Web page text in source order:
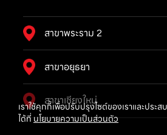
สาขาพระราม 2
สาขาอยุธยา
สาขาเชียงใหม่
เราใช้คุกกี้เพื่อปรับปรุงไซต์ของเราและปร
ได้ที่นโยบายความเป็นส่วนตัว